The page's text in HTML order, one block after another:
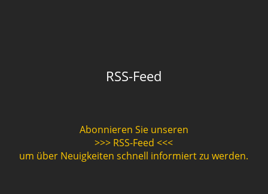
RSS-Feed
Abonnieren Sie unseren
>>> RSS-Feed <<<
um über Neuigkeiten schnell informiert zu werden.